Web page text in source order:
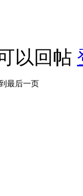
以回帖
最后一页